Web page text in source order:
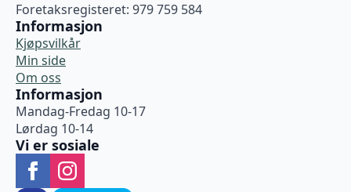
Foretaksregisteret: 979 759 584
Informasjon
Kjøpsvilkår
Min side
Om oss
Informasjon
Mandag-Fredag 10-17
Lørdag 10-14
Vi er sosiale